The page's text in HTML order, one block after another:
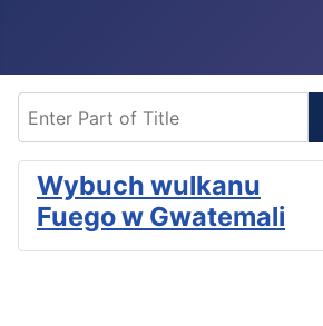
Wybuch wulkanu
Fuego w Gwatemali